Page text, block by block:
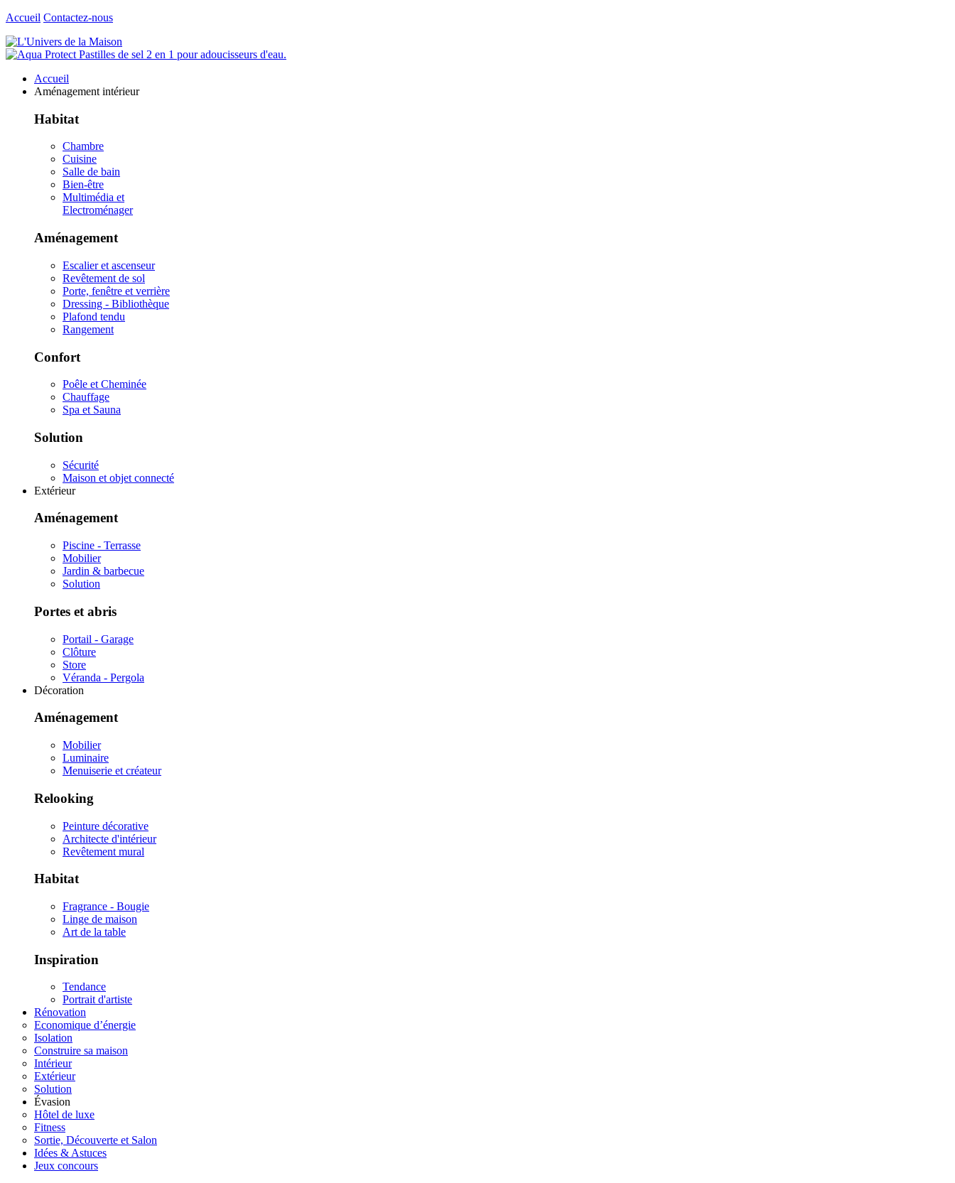
Accueil Contactez-nous
Accueil
Aménagement intérieur
Habitat
Chambre
Cuisine
Salle de bain
Bien-être
Multimédia et
Electroménager
Aménagement
Escalier et ascenseur
Revêtement de sol
Porte, fenêtre et verrière
Dressing - Bibliothèque
Plafond tendu
Rangement
Confort
Poêle et Cheminée
Chauffage
Spa et Sauna
Solution
Sécurité
Maison et objet connecté
Extérieur
Aménagement
Piscine - Terrasse
Mobilier
Jardin & barbecue
Solution
Portes et abris
Portail - Garage
Clôture
Store
Véranda - Pergola
Décoration
Aménagement
Mobilier
Luminaire
Menuiserie et créateur
Relooking
Peinture décorative
Architecte d'intérieur
Revêtement mural
Habitat
Fragrance - Bougie
Linge de maison
Art de la table
Inspiration
Tendance
Portrait d'artiste
Rénovation
Economique d’énergie
Isolation
Construire sa maison
Intérieur
Extérieur
Solution
Évasion
Hôtel de luxe
Fitness
Sortie, Découverte et Salon
Idées & Astuces
Jeux concours